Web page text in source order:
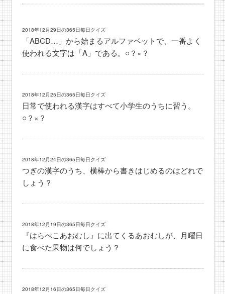
2018年12月29日の365日毎日クイズ
「ABCD…」から始まるアルファベットで、一番よく
使われる文字は「A」である。○？×？
2018年12月25日の365日毎日クイズ
日常で使われる漢字はすべて小学生のうちに習う。
○？×？
2018年12月24日の365日毎日クイズ
つぎの漢字のうち、横棒から書きはじめるのはどれで
しょう？
2018年12月19日の365日毎日クイズ
『はらぺこあおむし』に出てくるあおむしが、月曜日
に食べた果物は何でしょう？
2018年12月16日の365日毎日クイズ